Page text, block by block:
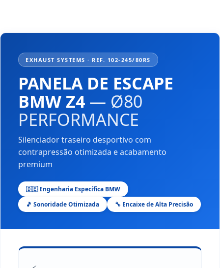
EXHAUST SYSTEMS · REF. 102-245/80RS
PANELA DE ESCAPE
BMW Z4 — Ø80
PERFORMANCE
Silenciador traseiro desportivo com
contrapressão otimizada e acabamento
premium
🇩🇪 Engenharia Específica BMW
🎵 Sonoridade Otimizada
🔧 Encaixe de Alta Precisão